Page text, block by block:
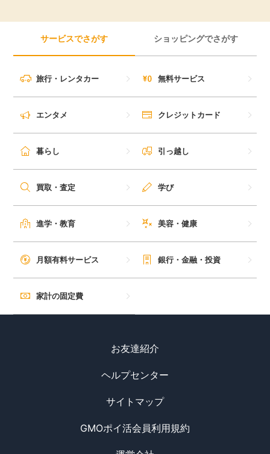
美容・健康
月額有料サービス
サービスでさがす ショッピングでさがす
旅行・レンタカー 無料サービス
エンタメ クレジットカード
暮らし 引っ越し
買取・査定 学び
進学・教育 美容・健康
月額有料サービス 銀行・金融・投資
家計の固定費
お友達紹介
ヘルプセンター
サイトマップ
GMOポイ活会員利用規約